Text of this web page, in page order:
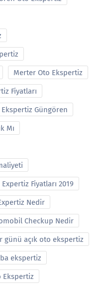
Merter Oto Ekspertiz
Fiyatları
Ekspertiz Güngören
Mı
Expertiz Fiyatları 2019
Nedir
Checkup Nedir
günü açık oto ekspertiz
ekspertiz
Ekspertiz